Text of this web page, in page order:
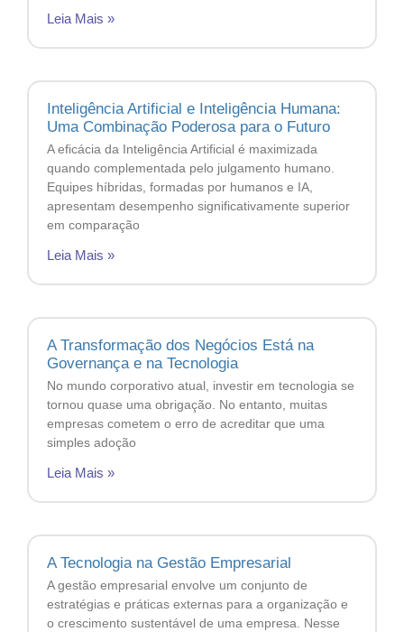
Leia Mais »
Inteligência Artificial e Inteligência Humana:
Uma Combinação Poderosa para o Futuro
A eficácia da Inteligência Artificial é maximizada
quando complementada pelo julgamento humano.
Equipes híbridas, formadas por humanos e IA,
apresentam desempenho significativamente superior
em comparação
Leia Mais »
A Transformação dos Negócios Está na
Governança e na Tecnologia
No mundo corporativo atual, investir em tecnologia se
tornou quase uma obrigação. No entanto, muitas
empresas cometem o erro de acreditar que uma
simples adoção
Leia Mais »
A Tecnologia na Gestão Empresarial
A gestão empresarial envolve um conjunto de
estratégias e práticas externas para a organização e
o crescimento sustentável de uma empresa. Nesse